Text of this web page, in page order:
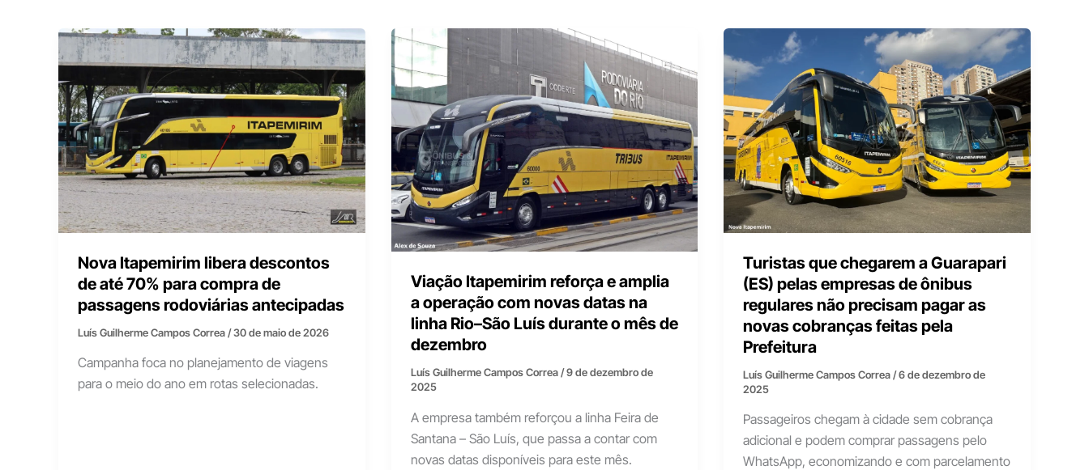
Nova Itapemirim libera descontos
de até 70% para compra de
passagens rodoviárias antecipadas
Luís Guilherme Campos Correa/30 de maio de 2026
Campanha foca no planejamento de viagens
para o meio do ano em rotas selecionadas.
Viação Itapemirim reforça e amplia
a operação com novas datas na
linha Rio–São Luís durante o mês de
dezembro
Luís Guilherme Campos Correa/9 de dezembro de
2025
A empresa também reforçou a linha Feira de
Santana – São Luís, que passa a contar com
novas datas disponíveis para este mês.
Turistas que chegarem a Guarapari
(ES) pelas empresas de ônibus
regulares não precisam pagar as
novas cobranças feitas pela
Prefeitura
Luís Guilherme Campos Correa/6 de dezembro de
2025
Passageiros chegam à cidade sem cobrança
adicional e podem comprar passagens pelo
WhatsApp, economizando e com parcelamento